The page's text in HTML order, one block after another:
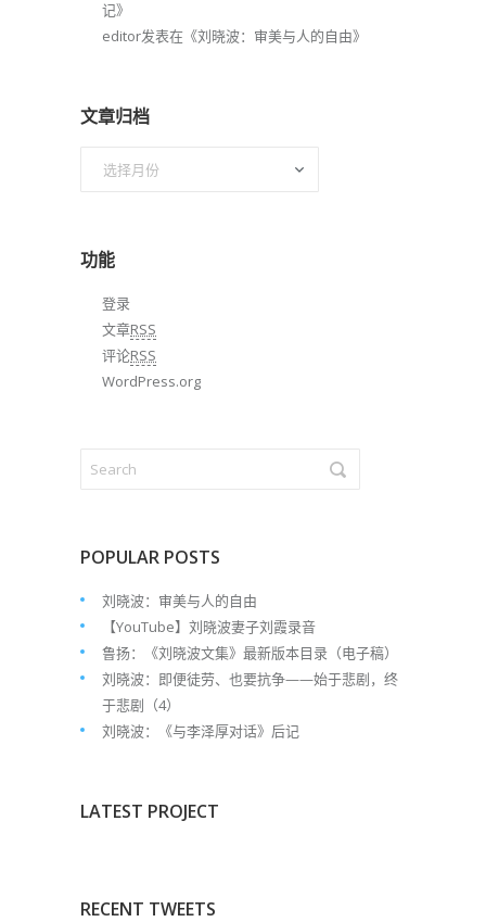
记》
editor发表在《刘晓波：审美与人的自由》
文章归档
功能
登录
文章RSS
评论RSS
WordPress.org
POPULAR POSTS
刘晓波：审美与人的自由
【YouTube】刘晓波妻子刘霞录音
鲁扬：《刘晓波文集》最新版本目录（电子稿）
刘晓波：即便徒劳、也要抗争——始于悲剧，终
于悲剧（4）
刘晓波：《与李泽厚对话》后记
LATEST PROJECT
RECENT TWEETS